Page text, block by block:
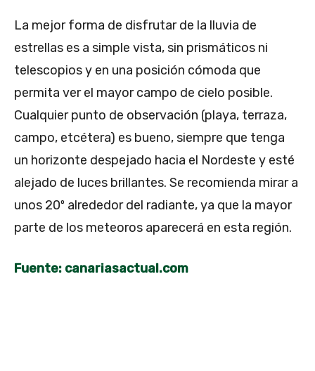
La mejor forma de disfrutar de la lluvia de
estrellas es a simple vista, sin prismáticos ni
telescopios y en una posición cómoda que
permita ver el mayor campo de cielo posible.
Cualquier punto de observación (playa, terraza,
campo, etcétera) es bueno, siempre que tenga
un horizonte despejado hacia el Nordeste y esté
alejado de luces brillantes. Se recomienda mirar a
unos 20º alrededor del radiante, ya que la mayor
parte de los meteoros aparecerá en esta región.
Fuente: canariasactual.com